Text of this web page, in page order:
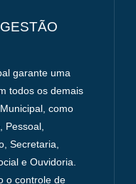
garante uma
todos os demais
como
Pessoal,
Secretaria,
e Ouvidoria.
o controle de